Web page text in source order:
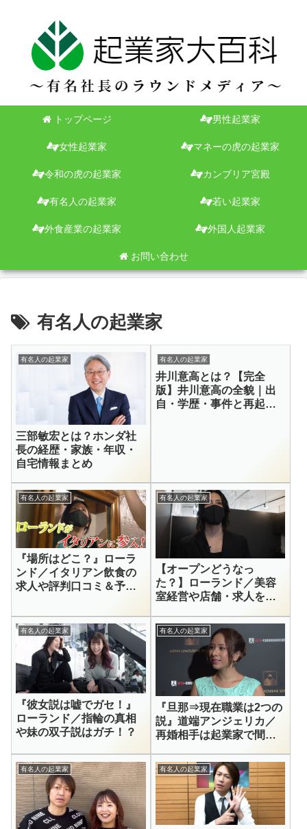
トップページ 男性起業家
女性起業家 マネーの虎の起業家
令和の虎の起業家 カンブリア宮殿
有名人の起業家 若い起業家
外食産業の起業家 外国人起業家
お問い合わせ
有名人の起業家
有名人の起業家
三部敏宏とは？ホンダ社
長の経歴・家族・年収・
自宅情報まとめ
有名人の起業家
井川意高とは？【完全
版】井川意高の全貌｜出
自・学歴・事件と再起・
有名人の起業家
『場所はどこ？』ローラ
ンド／イタリアン飲食の
求人や評判口コミ＆予約
有名人の起業家
【オープンどうなっ
た？】ローランド／美容
室経営や店舗・求人をリ
有名人の起業家
『彼女説は嘘でガセ！』
ローランド／指輪の真相
や妹の双子説はガチ！？
有名人の起業家
『旦那⇒現在職業は2つの
説』道端アンジェリカ／
再婚相手は起業家で間違
有名人の起業家 有名人の起業家